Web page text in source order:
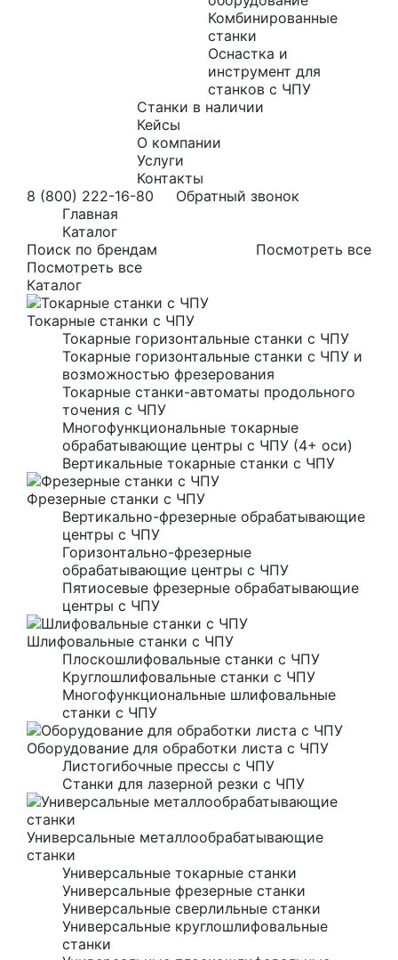
Комбинированные
станки
Оснастка и
инструмент для
станков с ЧПУ
Станки в наличии
Кейсы
О компании
Услуги
Контакты
8 (800) 222-16-80
Обратный звонок
Главная
Каталог
Поиск по брендам
Посмотреть все
Посмотреть все
Каталог
Токарные станки с ЧПУ
Токарные горизонтальные станки с ЧПУ
Токарные горизонтальные станки с ЧПУ и
возможностью фрезерования
Токарные станки-автоматы продольного
точения с ЧПУ
Многофункциональные токарные
обрабатывающие центры с ЧПУ (4+ оси)
Вертикальные токарные станки с ЧПУ
Фрезерные станки с ЧПУ
Вертикально-фрезерные обрабатывающие
центры с ЧПУ
Горизонтально-фрезерные
обрабатывающие центры с ЧПУ
Пятиосевые фрезерные обрабатывающие
центры с ЧПУ
Шлифовальные станки с ЧПУ
Плоскошлифовальные станки с ЧПУ
Круглошлифовальные станки с ЧПУ
Многофункциональные шлифовальные
станки с ЧПУ
Оборудование для обработки листа с ЧПУ
Листогибочные прессы с ЧПУ
Станки для лазерной резки с ЧПУ
Универсальные металлообрабатывающие
станки
Универсальные токарные станки
Универсальные фрезерные станки
Универсальные сверлильные станки
Универсальные круглошлифовальные
станки